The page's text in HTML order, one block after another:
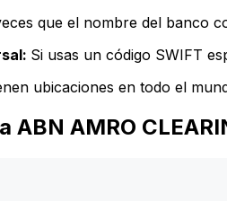
que el nombre del banco
Si usas un código SWIFT
ubicaciones en todo el
ABN AMRO